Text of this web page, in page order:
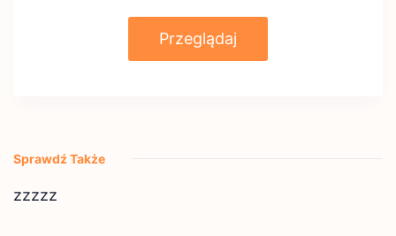
Przeglądaj
Sprawdź Także
zzzzz